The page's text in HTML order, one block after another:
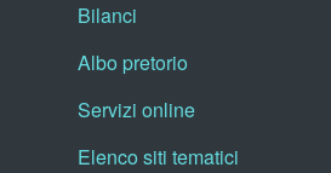
Bilanci
Albo pretorio
Servizi online
Elenco siti tematici